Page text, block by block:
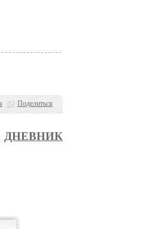
Поделиться
ДНЕВНИК